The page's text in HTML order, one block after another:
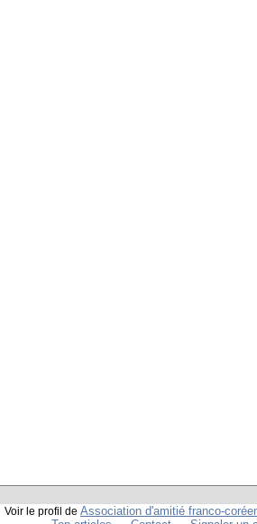
Voir le profil de Association d'amitié franco-